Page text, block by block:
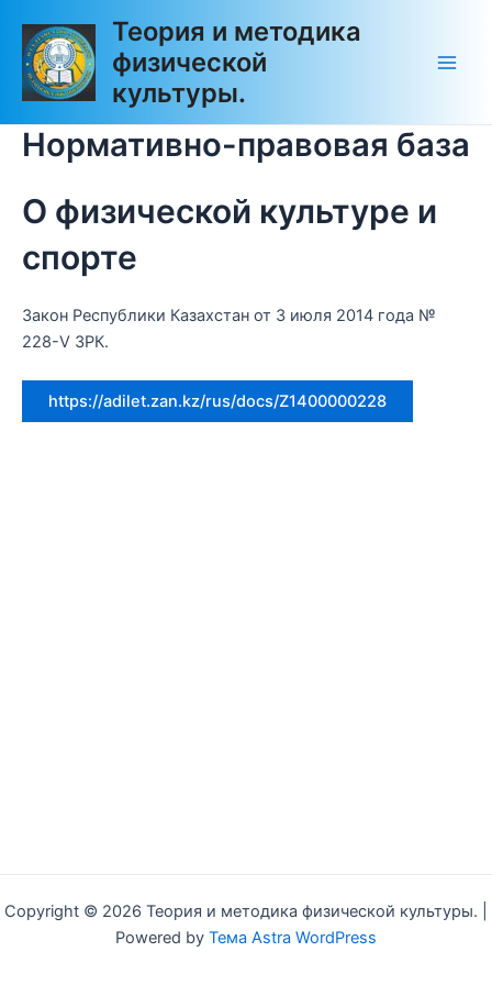
содержимому
Теория и методика
физической
культуры.
Нормативно-правовая база
О физической культуре и
спорте
Закон Республики Казахстан от 3 июля 2014 года №
228-V ЗРК.
https://adilet.zan.kz/rus/docs/Z1400000228
Copyright © 2026 Теория и методика физической культуры. |
Powered by Тема Astra WordPress